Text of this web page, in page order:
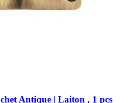
Antique | Laiton , 1 pcs